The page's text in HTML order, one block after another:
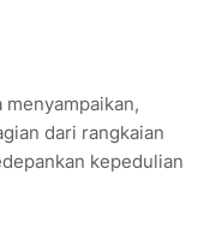
dari rangkaian
kepedulian